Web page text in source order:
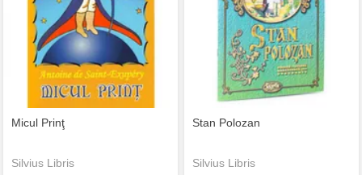
Micul Prinţ
Silvius Libris
Stan Polozan
Silvius Libris